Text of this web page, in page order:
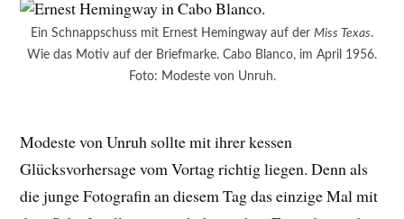
Ein Schnappschuss mit Ernest Hemingway auf der Miss Texas.
Wie das Motiv auf der Briefmarke. Cabo Blanco, im April 1956.
Foto: Modeste von Unruh.
Modeste von Unruh sollte mit ihrer kessen
Glücksvorhersage vom Vortag richtig liegen. Denn als
die junge Fotografin an diesem Tag das einzige Mal mit